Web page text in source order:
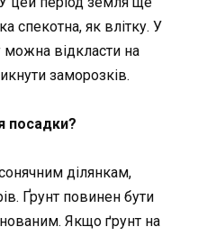
спекотна, як влітку. У
можна відкласти на
заморозків.
посадки?
ділянкам,
Ґрунт повинен бути
Якщо ґрунт на